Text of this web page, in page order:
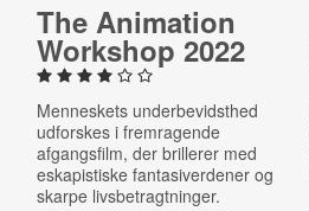
The Animation
Workshop 2022
Menneskets underbevidsthed
udforskes i fremragende
afgangsfilm, der brillerer med
eskapistiske fantasiverdener og
skarpe livsbetragtninger.